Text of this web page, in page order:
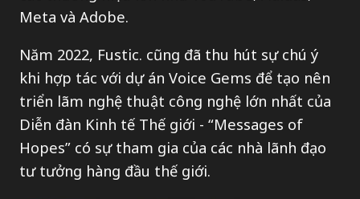
Meta và Adobe.
Năm 2022, Fustic. cũng đã thu hút sự chú ý
khi hợp tác với dự án Voice Gems để tạo nên
triển lãm nghệ thuật công nghệ lớn nhất của
Diễn đàn Kinh tế Thế giới - “Messages of
Hopes” có sự tham gia của các nhà lãnh đạo
tư tưởng hàng đầu thế giới.